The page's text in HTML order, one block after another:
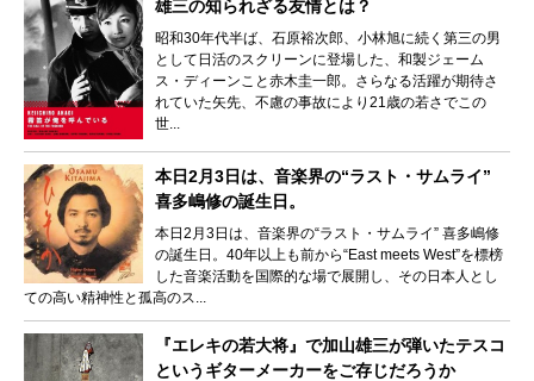
雄三の知られざる友情とは？
昭和30年代半ば、石原裕次郎、小林旭に続く第三の男
として日活のスクリーンに登場した、和製ジェーム
ス・ディーンこと赤木圭一郎。さらなる活躍が期待さ
れていた矢先、不慮の事故により21歳の若さでこの
世...
本日2月3日は、音楽界の“ラスト・サムライ”
喜多嶋修の誕生日。
本日2月3日は、音楽界の“ラスト・サムライ” 喜多嶋修
の誕生日。40年以上も前から“East meets West”を標榜
した音楽活動を国際的な場で展開し、その日本人とし
ての高い精神性と孤高のス...
『エレキの若大将』で加山雄三が弾いたテスコ
というギターメーカーをご存じだろうか